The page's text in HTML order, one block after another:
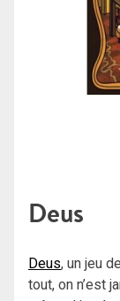
Deus
Deus, un jeu
tout, on n’est